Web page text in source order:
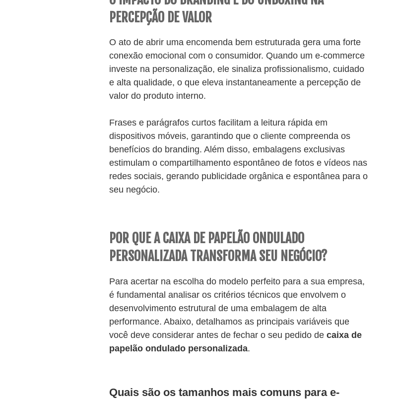
PERCEPÇÃO DE VALOR
O ato de abrir uma encomenda bem estruturada gera uma forte
conexão emocional com o consumidor. Quando um e-commerce
investe na personalização, ele sinaliza profissionalismo, cuidado
e alta qualidade, o que eleva instantaneamente a percepção de
valor do produto interno.
Frases e parágrafos curtos facilitam a leitura rápida em
dispositivos móveis, garantindo que o cliente compreenda os
benefícios do branding. Além disso, embalagens exclusivas
estimulam o compartilhamento espontâneo de fotos e vídeos nas
redes sociais, gerando publicidade orgânica e espontânea para o
seu negócio.
POR QUE A CAIXA DE PAPELÃO ONDULADO
PERSONALIZADA TRANSFORMA SEU NEGÓCIO?
Para acertar na escolha do modelo perfeito para a sua empresa,
é fundamental analisar os critérios técnicos que envolvem o
desenvolvimento estrutural de uma embalagem de alta
performance. Abaixo, detalhamos as principais variáveis que
você deve considerar antes de fechar o seu pedido de caixa de
papelão ondulado personalizada.
Quais são os tamanhos mais comuns para e-